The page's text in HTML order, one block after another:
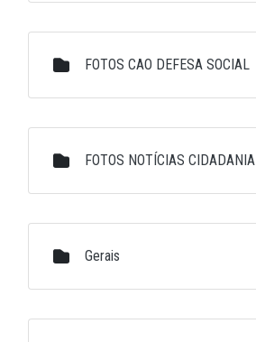
FOTOS CAO DEFESA SOCIAL
FOTOS NOTÍCIAS CIDADANIA
Gerais